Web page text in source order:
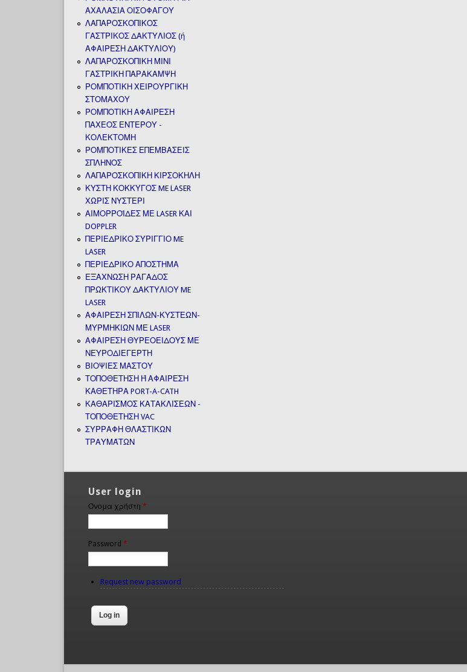
ΑΧΑΛΑΣΙΑ ΟΙΣΟΦΑΓΟΥ
ΛΑΠΑΡΟΣΚΟΠΙΚΟΣ
ΓΑΣΤΡΙΚΟΣ ΔΑΚΤΥΛΙΟΣ (ή
ΑΦΑΙΡΕΣΗ ΔΑΚΤΥΛΙΟΥ)
ΛΑΠΑΡΟΣΚΟΠΙΚΗ ΜΙΝΙ
ΓΑΣΤΡΙΚΗ ΠΑΡΑΚΑΜΨΗ
ΡΟΜΠΟΤΙΚΗ ΧΕΙΡΟΥΡΓΙΚΗ
ΣΤΟΜΑΧΟΥ
ΡΟΜΠΟΤΙΚΗ ΑΦΑΙΡΕΣΗ
ΠΑΧΕΟΣ ΕΝΤΕΡΟΥ -
ΚΟΛΕΚΤΟΜΗ
ΡΟΜΠΟΤΙΚΕΣ ΕΠΕΜΒΑΣΕΙΣ
ΣΠΛΗΝΟΣ
ΛΑΠΑΡΟΣΚΟΠΙΚΗ ΚΙΡΣΟΚΗΛΗ
ΚΥΣΤΗ ΚΟΚΚΥΓΟΣ ME LASER
ΧΩΡΙΣ ΝΥΣΤΕΡΙ
ΑΙΜΟΡΡΟΪΔΕΣ ΜΕ LASER ΚΑΙ
DOPPLER
ΠΕΡΙΕΔΡΙΚΟ ΣΥΡΙΓΓΙΟ ME
LASER
ΠΕΡΙΕΔΡΙΚΟ ΑΠΟΣΤΗΜΑ
ΕΞΑΧΝΩΣΗ ΡΑΓΑΔΟΣ
ΠΡΩΚΤΙΚΟΥ ΔΑΚΤΥΛΙΟΥ ME
LASER
ΑΦΑΙΡΕΣΗ ΣΠΙΛΩΝ-ΚΥΣΤΕΩΝ-
ΜΥΡΜΗΚΙΩΝ ΜΕ LASER
ΑΦΑΙΡΕΣΗ ΘΥΡΕΟΕΙΔΟΥΣ ΜΕ
ΝΕΥΡΟΔΙΕΓΕΡΤΗ
ΒΙΟΨΙΕΣ ΜΑΣΤΟΥ
ΤΟΠΟΘΕΤΗΣΗ Ή ΑΦΑΙΡΕΣΗ
ΚΑΘΕΤΗΡΑ PORT-A-CATH
ΚΑΘΑΡΙΣΜΟΣ ΚΑΤΑΚΛΙΣΕΩΝ -
ΤΟΠΟΘΕΤΗΣΗ VAC
ΣΥΡΡΑΦΗ ΘΛΑΣΤΙΚΩΝ
ΤΡΑΥΜΆΤΩΝ
User login
Όνομα χρήστη *
Password *
Request new password